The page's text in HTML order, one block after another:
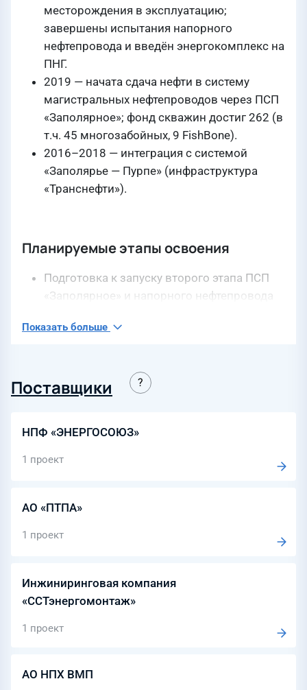
месторождения в эксплуатацию;
завершены испытания напорного
нефтепровода и введён энергокомплекс на
ПНГ.
2019 — начата сдача нефти в систему
магистральных нефтепроводов через ПСП
«Заполярное»; фонд скважин достиг 262 (в
т.ч. 45 многозабойных, 9 FishBone).
2016–2018 — интеграция с системой
«Заполярье — Пурпе» (инфраструктура
«Транснефти»).
Планируемые этапы освоения
Подготовка к запуску второго этапа ПСП
«Заполярное» и напорного нефтепровода
Показать больше
Поставщики
НПФ «ЭНЕРГОСОЮЗ»
1 проект
АО «ПТПА»
1 проект
Инжиниринговая компания
«ССТэнергомонтаж»
1 проект
АО НПХ ВМП